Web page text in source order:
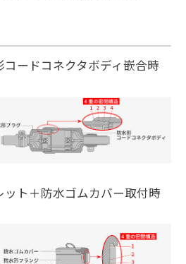
ードコネクタボディ嵌合時
ト＋防水ゴムカバー取付時